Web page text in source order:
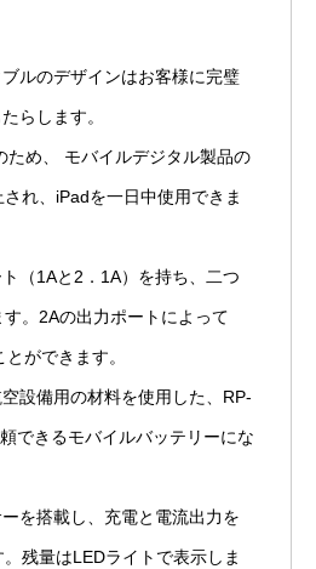
ルのデザインはお客様に完璧
らします。
ため、 モバイルデジタル製品の
れ、iPadを一日中使用できま
（1Aと2．1A）を持ち、二つ
。2Aの出力ポートによって
ができます。
設備用の材料を使用した、RP-
できるモバイルバッテリーにな
を搭載し、充電と電流出力を
残量はLEDライトで表示しま